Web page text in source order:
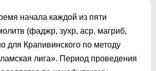
начала каждой из пяти
(фаджр, зухр, аср, магриб,
для Крапивинского по методу
лига». Период проведения